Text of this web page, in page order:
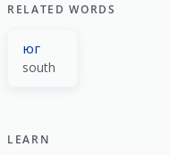
RELATED WORDS
юг
south
LEARN